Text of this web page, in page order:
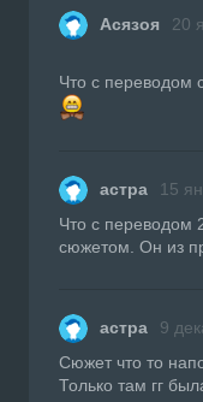
Асязоя 20
Что с переводом
астра 15
Что с переводом
сюжетом. Он из
астра 9
Сюжет что то
Только там гг